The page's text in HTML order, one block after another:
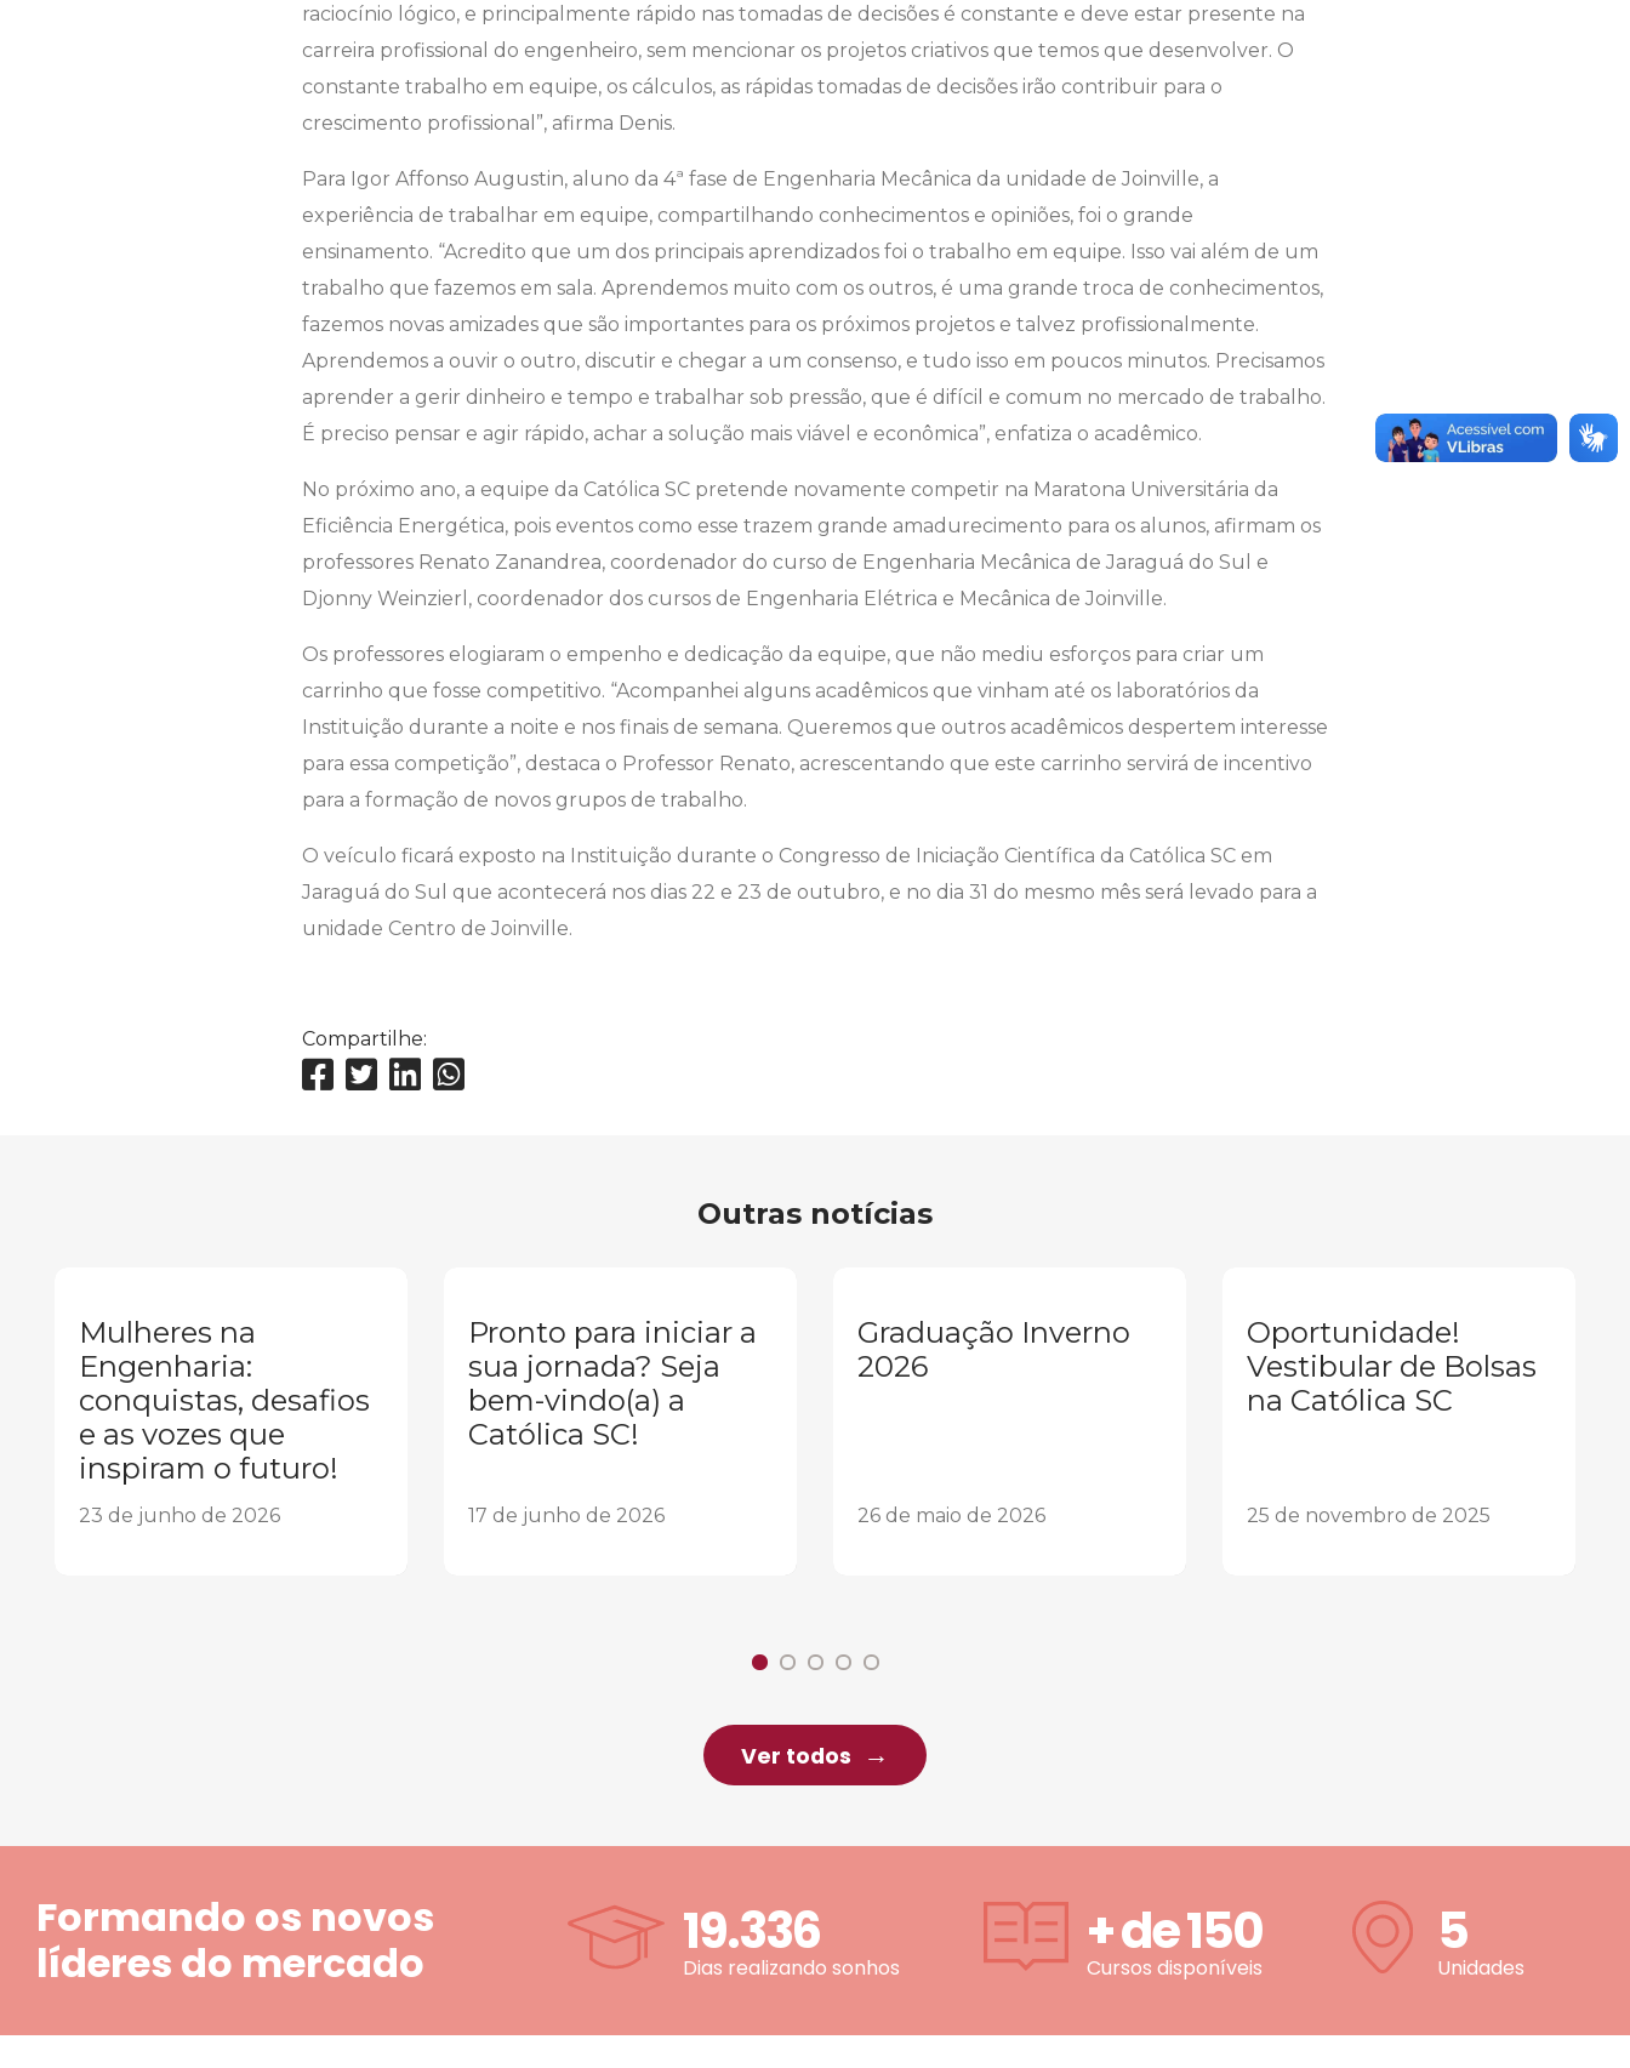
raciocínio lógico, e principalmente rápido nas tomadas de decisões é constante e deve estar presente na
carreira profissional do engenheiro, sem mencionar os projetos criativos que temos que desenvolver. O
constante trabalho em equipe, os cálculos, as rápidas tomadas de decisões irão contribuir para o
crescimento profissional”, afirma Denis.
Para Igor Affonso Augustin, aluno da 4ª fase de Engenharia Mecânica da unidade de Joinville, a
experiência de trabalhar em equipe, compartilhando conhecimentos e opiniões, foi o grande
ensinamento. “Acredito que um dos principais aprendizados foi o trabalho em equipe. Isso vai além de um
trabalho que fazemos em sala. Aprendemos muito com os outros, é uma grande troca de conhecimentos,
fazemos novas amizades que são importantes para os próximos projetos e talvez profissionalmente.
Aprendemos a ouvir o outro, discutir e chegar a um consenso, e tudo isso em poucos minutos. Precisamos
aprender a gerir dinheiro e tempo e trabalhar sob pressão, que é difícil e comum no mercado de trabalho.
É preciso pensar e agir rápido, achar a solução mais viável e econômica”, enfatiza o acadêmico.
No próximo ano, a equipe da Católica SC pretende novamente competir na Maratona Universitária da
Eficiência Energética, pois eventos como esse trazem grande amadurecimento para os alunos, afirmam os
professores Renato Zanandrea, coordenador do curso de Engenharia Mecânica de Jaraguá do Sul e
Djonny Weinzierl, coordenador dos cursos de Engenharia Elétrica e Mecânica de Joinville.
Os professores elogiaram o empenho e dedicação da equipe, que não mediu esforços para criar um
carrinho que fosse competitivo. “Acompanhei alguns acadêmicos que vinham até os laboratórios da
Instituição durante a noite e nos finais de semana. Queremos que outros acadêmicos despertem interesse
para essa competição”, destaca o Professor Renato, acrescentando que este carrinho servirá de incentivo
para a formação de novos grupos de trabalho.
O veículo ficará exposto na Instituição durante o Congresso de Iniciação Científica da Católica SC em
Jaraguá do Sul que acontecerá nos dias 22 e 23 de outubro, e no dia 31 do mesmo mês será levado para a
unidade Centro de Joinville.
Compartilhe:
Outras notícias
Mulheres na
Engenharia:
conquistas, desafios
e as vozes que
inspiram o futuro!
23 de junho de 2026
Pronto para iniciar a
sua jornada? Seja
bem-vindo(a) a
Católica SC!
17 de junho de 2026
Graduação Inverno
2026
26 de maio de 2026
Oportunidade!
Vestibular de Bolsas
na Católica SC
25 de novembro de 2025
Ver todos
Formando os novos
líderes do mercado
19.336
Dias realizando sonhos
+ de150
Cursos disponíveis
5
Unidades